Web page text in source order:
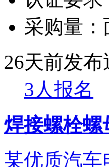
采购量：
26天前发布
3人报名
焊接螺栓螺
某优质汽车